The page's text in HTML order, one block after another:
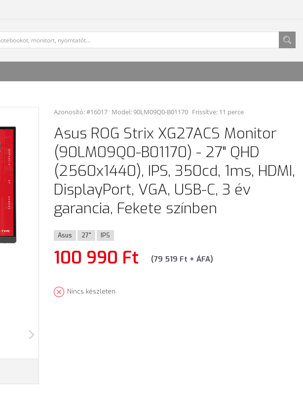
Azonosító: #16017 Model:90LM09Q0-B01170 Frissítve: 11 perce
Asus ROG Strix XG27ACS Monitor
(90LM09Q0-B01170) - 27" QHD
(2560x1440), IPS, 350cd, 1ms, HDMI,
DisplayPort, VGA, USB-C, 3 év
garancia, Fekete színben
Asus 27" IPS
100 990 Ft (79 519 Ft + ÁFA)
Nincs készleten